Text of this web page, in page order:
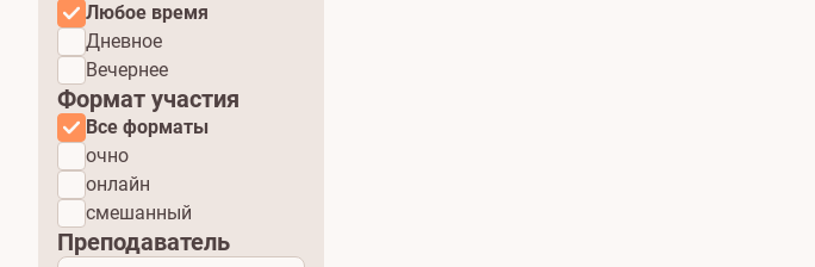
Любое время
Дневное
Вечернее
Формат участия
Все форматы
очно
онлайн
смешанный
Преподаватель